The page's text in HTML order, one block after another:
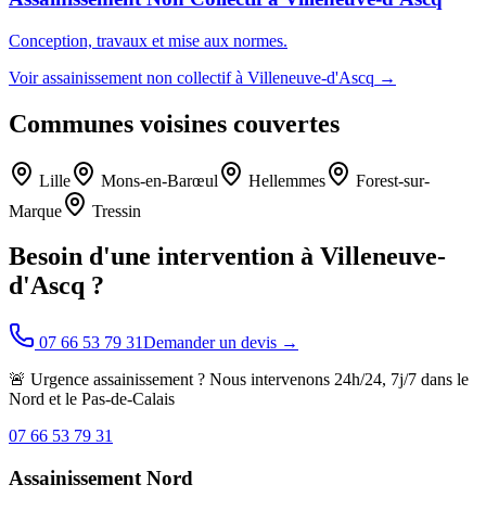
Conception, travaux et mise aux normes.
Voirassainissement non collectifà Villeneuve-d'Ascq →
Communes voisines couvertes
Lille Mons-en-Barœul Hellemmes
Forest-sur-
Marque
Tressin
Besoin d'une intervention à Villeneuve-
d'Ascq ?
07 66 53 79 31Demander un devis →
🚨 Urgence assainissement ? Nous intervenons 24h/24, 7j/7 dans le
Nord et le Pas-de-Calais
07 66 53 79 31
Assainissement Nord